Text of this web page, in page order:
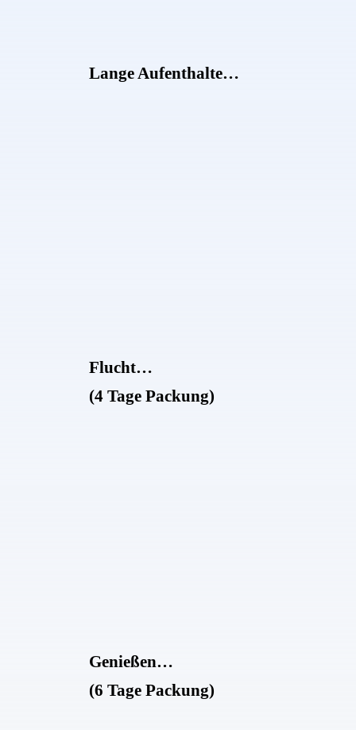
Lange Aufenthalte…
Flucht…
(4 Tage Packung)
Genießen…
(6 Tage Packung)